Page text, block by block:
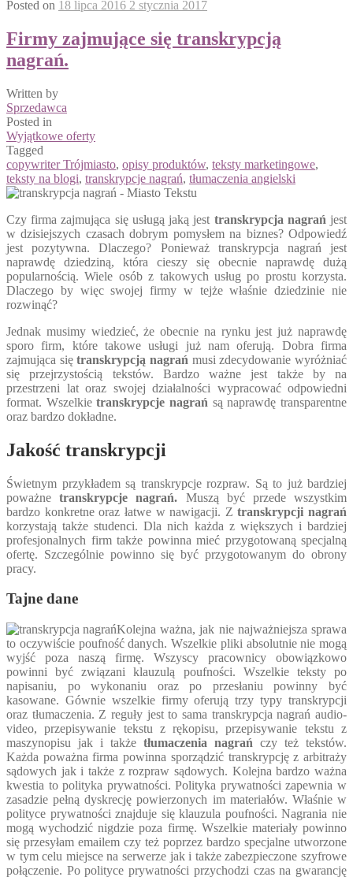
Posted on 18 lipca 2016 2 stycznia 2017
Firmy zajmujące się transkrypcją
nagrań.
Written by
Sprzedawca
Posted in
Wyjątkowe oferty
Tagged
copywriter Trójmiasto, opisy produktów, teksty marketingowe,
teksty na blogi, transkrypcje nagrań, tłumaczenia angielski
Czy firma zajmująca się usługą jaką jest transkrypcja nagrań jest
w dzisiejszych czasach dobrym pomysłem na biznes? Odpowiedź
jest pozytywna. Dlaczego? Ponieważ transkrypcja nagrań jest
naprawdę dziedziną, która cieszy się obecnie naprawdę dużą
popularnością. Wiele osób z takowych usług po prostu korzysta.
Dlaczego by więc swojej firmy w tejże właśnie dziedzinie nie
rozwinąć?
Jednak musimy wiedzieć, że obecnie na rynku jest już naprawdę
sporo firm, które takowe usługi już nam oferują. Dobra firma
zajmująca siętranskrypcją nagrań musi zdecydowanie wyróżniać
się przejrzystością tekstów. Bardzo ważne jest także by na
przestrzeni lat oraz swojej działalności wypracować odpowiedni
format. Wszelkietranskrypcje nagrań są naprawdę transparentne
oraz bardzo dokładne.
Jakość transkrypcji
Świetnym przykładem są transkrypcje rozpraw. Są to już bardziej
poważnetranskrypcje nagrań. Muszą być przede wszystkim
bardzo konkretne oraz łatwe w nawigacji. Ztranskrypcji nagrań
korzystają także studenci. Dla nich każda z większych i bardziej
profesjonalnych firm także powinna mieć przygotowaną specjalną
ofertę. Szczególnie powinno się być przygotowanym do obrony
pracy.
Tajne dane
Kolejna ważna, jak nie najważniejsza sprawa
to oczywiście poufność danych. Wszelkie pliki absolutnie nie mogą
wyjść poza naszą firmę. Wszyscy pracownicy obowiązkowo
powinni być związani klauzulą poufności. Wszelkie teksty po
napisaniu, po wykonaniu oraz po przesłaniu powinny być
kasowane. Gównie wszelkie firmy oferują trzy typy transkrypcji
oraz tłumaczenia. Z reguły jest to sama transkrypcja nagrań audio-
video, przepisywanie tekstu z rękopisu, przepisywanie tekstu z
maszynopisu jak i także tłumaczenia nagrań czy też tekstów.
Każda poważna firma powinna sporządzić transkrypcję z arbitraży
sądowych jak i także z rozpraw sądowych. Kolejna bardzo ważna
kwestia to polityka prywatności. Polityka prywatności zapewnia w
zasadzie pełną dyskrecję powierzonych im materiałów. Właśnie w
polityce prywatności znajduje się klauzula poufności. Nagrania nie
mogą wychodzić nigdzie poza firmę. Wszelkie materiały powinno
się przesyłam emailem czy też poprzez bardzo specjalne utworzone
w tym celu miejsce na serwerze jak i także zabezpieczone szyfrowe
połączenie. Po polityce prywatności przychodzi czas na gwarancję